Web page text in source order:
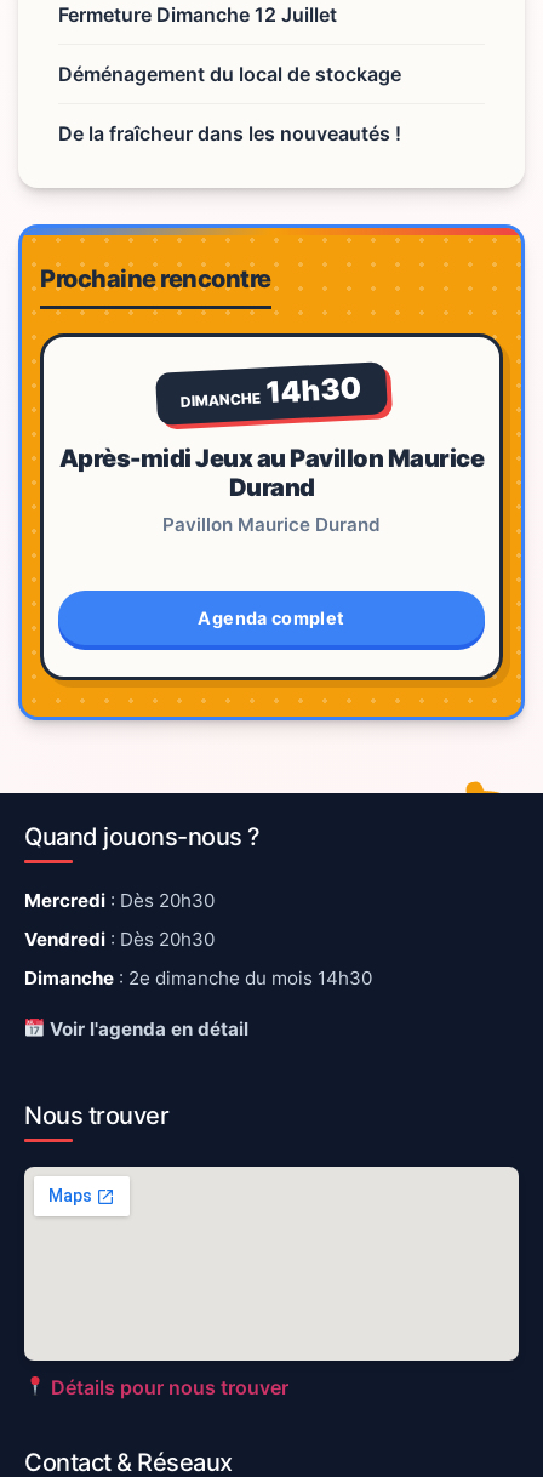
Fermeture Dimanche 12 Juillet
Déménagement du local de stockage
De la fraîcheur dans les nouveautés !
Prochaine rencontre
DIMANCHE 14h30
Après-midi Jeux au Pavillon Maurice
Durand
Pavillon Maurice Durand
Agenda complet
Quand jouons-nous ?
Mercredi : Dès 20h30
Vendredi : Dès 20h30
Dimanche : 2e dimanche du mois 14h30
Voir l'agenda en détail
Nous trouver
Détails pour nous trouver
Contact & Réseaux